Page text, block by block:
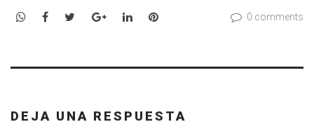
WhatsApp
Facebook
TwitterGoogle+LinkedInPinterest 0 comments
DEJA UNA RESPUESTA